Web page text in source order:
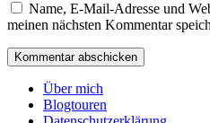
Name, E-Mail-Adresse und
meinen nächsten Kommentar
Über mich
Blogtouren